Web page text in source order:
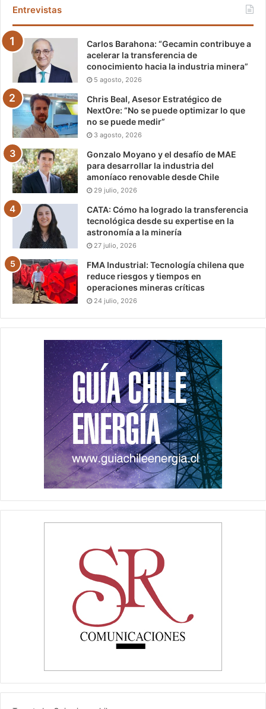
Entrevistas
Carlos Barahona: “Gecamin contribuye a
acelerar la transferencia de
conocimiento hacia la industria minera”
5 agosto, 2026
Chris Beal, Asesor Estratégico de
NextOre: “No se puede optimizar lo que
no se puede medir”
3 agosto, 2026
Gonzalo Moyano y el desafío de MAE
para desarrollar la industria del
amoníaco renovable desde Chile
29 julio, 2026
CATA: Cómo ha logrado la transferencia
tecnológica desde su expertise en la
astronomía a la minería
27 julio, 2026
FMA Industrial: Tecnología chilena que
reduce riesgos y tiempos en
operaciones mineras críticas
24 julio, 2026